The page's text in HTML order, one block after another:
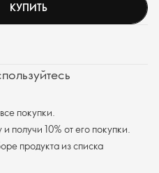
КУПИТЬ
покупки.
получи 10% от его покупки.
продукта из списка